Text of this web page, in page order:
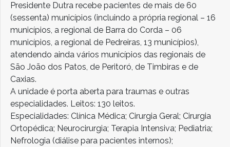
Presidente Dutra recebe pacientes de mais de 60
(sessenta) municípios (incluindo a própria regional – 16
municípios, a regional de Barra do Corda – 06
municípios, a regional de Pedreiras, 13 municípios),
atendendo ainda vários municípios das regionais de
São João dos Patos, de Peritoró, de Timbiras e de
Caxias.
A unidade é porta aberta para traumas e outras
especialidades. Leitos: 130 leitos.
Especialidades: Clínica Médica; Cirurgia Geral; Cirurgia
Ortopédica; Neurocirurgia; Terapia Intensiva; Pediatria;
Nefrologia (diálise para pacientes internos);